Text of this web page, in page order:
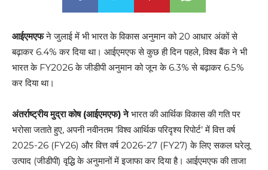
आईएमएफने जुलाई में भी भारत के विकास अनुमान को 20 आधार अंकों से
बढ़ाकर 6.4% कर दिया था। आईएमएफ से कुछ ही दिन पहले, विश्व बैंक ने भी
भारत के FY2026 के जीडीपी अनुमान को जून के 6.3% से बढ़ाकर 6.5%
कर दिया था।
अंतर्राष्ट्रीय मुद्रा कोष (आईएमएफ) नेभारत की आर्थिक विकास की गति पर
भरोसा जताते हुए, अपनी नवीनतम ‘विश्व आर्थिक परिदृश्य रिपोर्ट’ में वित्त वर्ष
2025-26 (FY26) और वित्त वर्ष 2026-27 (FY27) के लिए सकल घरेलू
उत्पाद (जीडीपी) वृद्धि के अनुमानों में इजाफा कर दिया है। आईएमएफ की ताजा